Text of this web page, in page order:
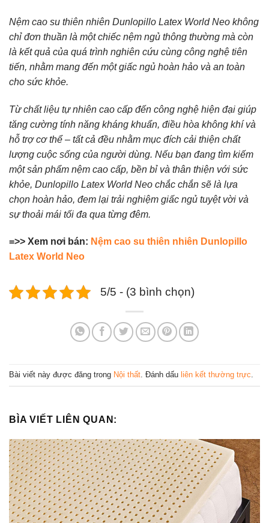
Nệm cao su thiên nhiên Dunlopillo Latex World Neo không
chỉ đơn thuần là một chiếc nệm ngủ thông thường mà còn
là kết quả của quá trình nghiên cứu cùng công nghệ tiên
tiến, nhằm mang đến một giấc ngủ hoàn hảo và an toàn
cho sức khỏe.
Từ chất liệu tự nhiên cao cấp đến công nghệ hiện đại giúp
tăng cường tính năng kháng khuẩn, điều hòa không khí và
hỗ trợ cơ thể – tất cả đều nhằm mục đích cải thiện chất
lượng cuộc sống của người dùng. Nếu bạn đang tìm kiếm
một sản phẩm nệm cao cấp, bền bỉ và thân thiện với sức
khỏe, Dunlopillo Latex World Neo chắc chắn sẽ là lựa
chọn hoàn hảo, đem lại trải nghiệm giấc ngủ tuyệt vời và
sự thoải mái tối đa qua từng đêm.
=>> Xem nơi bán: Nệm cao su thiên nhiên Dunlopillo
Latex World Neo
5/5 - (3 bình chọn)
Bài viết này được đăng trong Nội thất . Đánh dấu liên kết thường trực
BÌA VIẾT LIÊN QUAN: